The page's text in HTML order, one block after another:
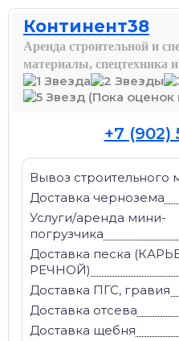
Континент38
Аренда строительной и
материалы, спецтехника
(Пока оценок
+7 (902)
Вывоз строительного
Доставка чернозема
Услуги/аренда мини-
погрузчика
Доставка песка
РЕЧНОЙ)
Доставка ПГС, гравия
Доставка отсева
Доставка щебня